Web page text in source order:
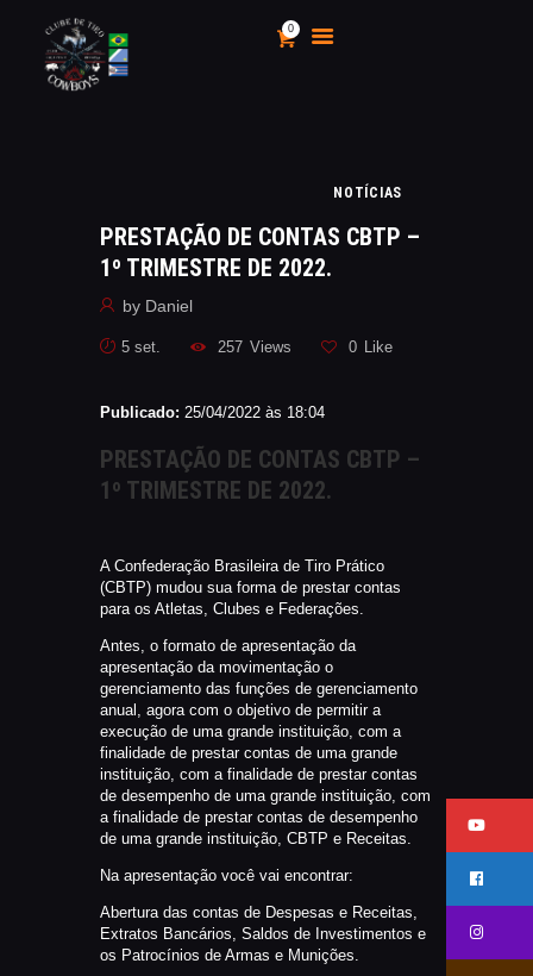
0
CLUBE DE TIRO COWBOYS
CALENDÁRIO E
CAMPEONATOS 2025
INSCRIÇÃO
MÍDIA
AS VANTAGENS DE SER
SÓCIO
APOIO AOS CACS
COMPETIÇOES
NORMAS EB
TIRE ALGUMAS DÚVIDAS
AQUI
RANKING
CERTIFICADO DE CURSOS E
PARTICIPAÇÃO
ESTATUTO
TROCAS E DEVOLUÇÕES
ÁREA PRIVADA
NOTÍCIAS
PRESTAÇÃO DE CONTAS CBTP –
1º TRIMESTRE DE 2022.
by Daniel
5 set. 257 Views 0 Like
Publicado: 25/04/2022 às 18:04
PRESTAÇÃO DE CONTAS CBTP –
1º TRIMESTRE DE 2022.
A Confederação Brasileira de Tiro Prático
(CBTP) mudou sua forma de prestar contas
para os Atletas, Clubes e Federações.
Antes, o formato de apresentação da
apresentação da movimentação o
gerenciamento das funções de gerenciamento
anual, agora com o objetivo de permitir a
execução de uma grande instituição, com a
finalidade de prestar contas de uma grande
instituição, com a finalidade de prestar contas
de desempenho de uma grande instituição, com
a finalidade de prestar contas de desempenho
de uma grande instituição, CBTP e Receitas.
Na apresentação você vai encontrar:
Abertura das contas de Despesas e Receitas,
Extratos Bancários, Saldos de Investimentos e
os Patrocínios de Armas e Munições.